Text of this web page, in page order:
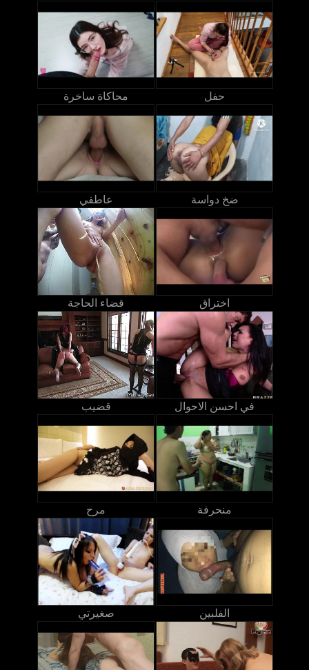
محاكاة ساخرة حفل
عاطفي ضخ دواسة
قضاء الحاجة اختراق
قضيب في احسن الاحوال
مرح منحرفة
صغيرتي الفلبين